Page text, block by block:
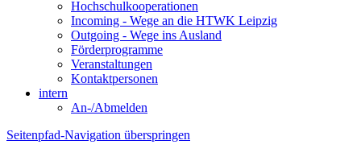
Hochschulkooperationen
Incoming - Wege an die HTWK Leipzig
Outgoing - Wege ins Ausland
Förderprogramme
Veranstaltungen
Kontaktpersonen
intern
An-/Abmelden
Seitenpfad-Navigation überspringen